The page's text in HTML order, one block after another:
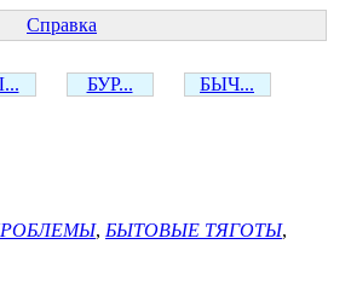
Справка
БУР... БЫЧ...
, БЫТОВЫЕ ТЯГОТЫ,